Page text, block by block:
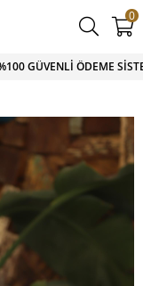
KARGO
0